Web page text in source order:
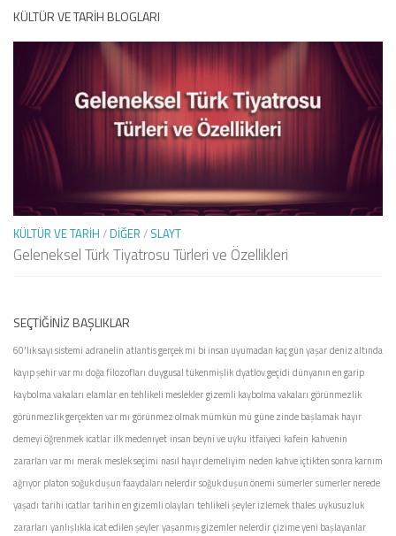
KÜLTÜR VE TARIH BLOGLARI
KÜLTÜR VE TARIH / DIĞER / SLAYT
Geleneksel Türk Tiyatrosu Türleri ve Özellikleri
SEÇTIĞINIZ BAŞLIKLAR
60'lık sayı sistemi adranelin atlantis gerçek mi bi insan uyumadan kaç gün yaşardeniz altında
kayıp şehir var mı doğa filozofları duygusal tükenmişlikdyatlov geçidi dünyanın en garip
kaybolma vakaları elamlaren tehlikeli mesleklergizemli kaybolma vakaları görünmezlik
görünmezlik gerçekten var mı görünmez olmak mümkün mü güne zinde başlamak hayır
demeyi öğrenmek icatlar ilk medenıyet insan beyni ve uyku itfaiyeci kafein kahvenin
zararları var mı merak meslek seçimi nasıl hayır demeliyim neden kahve içtikten sonra karnım
ağrıyor platon soğuk duşun faaydaları nelerdirsoğuk duşun önemi sümerlersümerler nerede
yaşadı tarihi icatlartarihin en gizemli olayları tehlikeli şeyler izlemekthales uykusuzluk
zararları yanlışlıkla icat edilen şeyleryaşanmış gizemler nelerdirçizime yeni başlayanlar